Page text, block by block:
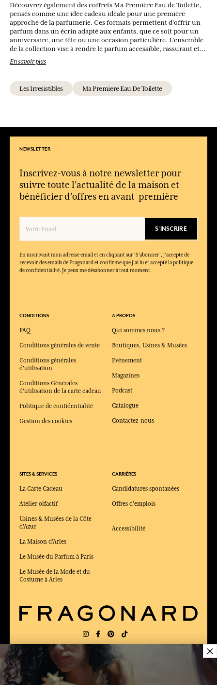
Découvrez également des coffrets Ma Première Eau de Toilette,
pensés comme une idée cadeau idéale pour une première
approche de la parfumerie. Ces formats permettent d’offrir un
parfum dans un écrin adapté aux enfants, que ce soit pour un
anniversaire, une fête ou une occasion particulière. L’ensemble
de la collection vise à rendre le parfum accessible, rassurant et
joyeux dès le plus jeune âge.
À qui s’adresse Ma Première Eau de Toilette ?
La collection est destinée aux enfants, filles et garçons.
parfumés.
Non, mais les fragrances peuvent convenir aussi bien aux filles
Est-ce une bonne idée cadeau ?
Oui, les coffrets sont particulièrement adaptés pour offrir un
premier parfum à un enfant.
En savoir plus
Les Irresistibles Ma Premiere Eau De Toilette
NEWSLETTER
Inscrivez-vous à notre newsletter pour
suivre toute l'actualité de la maison et
bénéficier d’offres en avant-première
S'INSCRIRE
En inscrivant mon adresse email et en cliquant sur ‘S’abonner’, j'accepte de
recevoir des emails de Fragonard et confirme que j'ai lu et accepté la politique
de confidentialité. Je peux me désabonner à tout moment.
CONDITIONS
FAQ
Conditions générales de vente
Conditions générales
d'utilisation
Conditions Générales
d'utilisation de la carte cadeau
Politique de confidentialité
Gestion des cookies
SITES & SERVICES
La Carte Cadeau
Atelier olfactif
Usines & Musées de la Côte
d'Azur
La Maison d'Arles
Le Musée du Parfum à Paris
Le Musée de la Mode et du
Costume à Arles
A PROPOS
Qui sommes nous ?
Boutiques, Usines & Musées
Evénement
Magazines
Podcast
Catalogue
Contactez-nous
CARRIÈRES
Candidatures spontanées
Offres d'emplois
Accessibilité
LIVRAISON: LANGUE:
×